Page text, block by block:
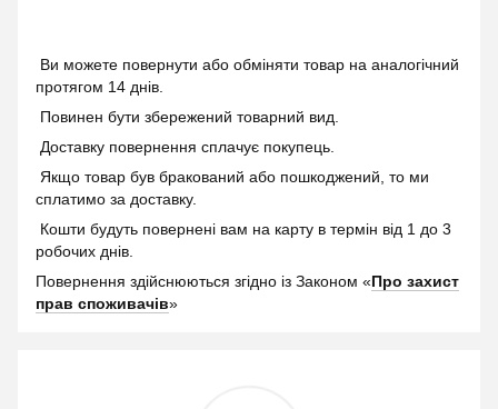
Ви можете повернути або обміняти товар на аналогічний
протягом 14 днів.
Повинен бути збережений товарний вид.
Доставку повернення сплачує покупець.
Якщо товар був бракований або пошкоджений, то ми
сплатимо за доставку.
Кошти будуть повернені вам на карту в термін від 1 до 3
робочих днів.
Повернення здійснюються згідно із Законом «Про захист
прав споживачів»